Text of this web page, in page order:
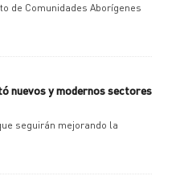
de Comunidades Aborígenes
nuevos y modernos sectores
seguirán mejorando la